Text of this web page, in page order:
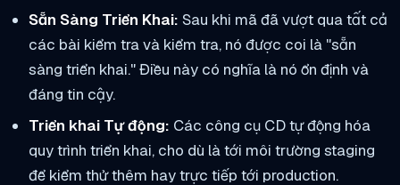
Sẵn Sàng Triển Khai: Sau khi mã đã vượt qua tất cả
các bài kiểm tra và kiểm tra, nó được coi là "sẵn
sàng triển khai." Điều này có nghĩa là nó ổn định và
đáng tin cậy.
Triển khai Tự động: Các công cụ CD tự động hóa
quy trình triển khai, cho dù là tới môi trường staging
để kiểm thử thêm hay trực tiếp tới production.